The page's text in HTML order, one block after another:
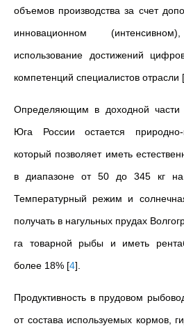
объемов производства за счет
инновационном
использование достижений
компетенций специалистов отрасли [
Определяющим в доходной части
Юга России остается природно-
который позволяет иметь
в диапазоне от 50 до 345 кг
Температурный режим и
получать в нагульных прудах
га товарной рыбы и иметь
более 18% [4]
Продуктивность в прудовом
от состава используемых кормов,